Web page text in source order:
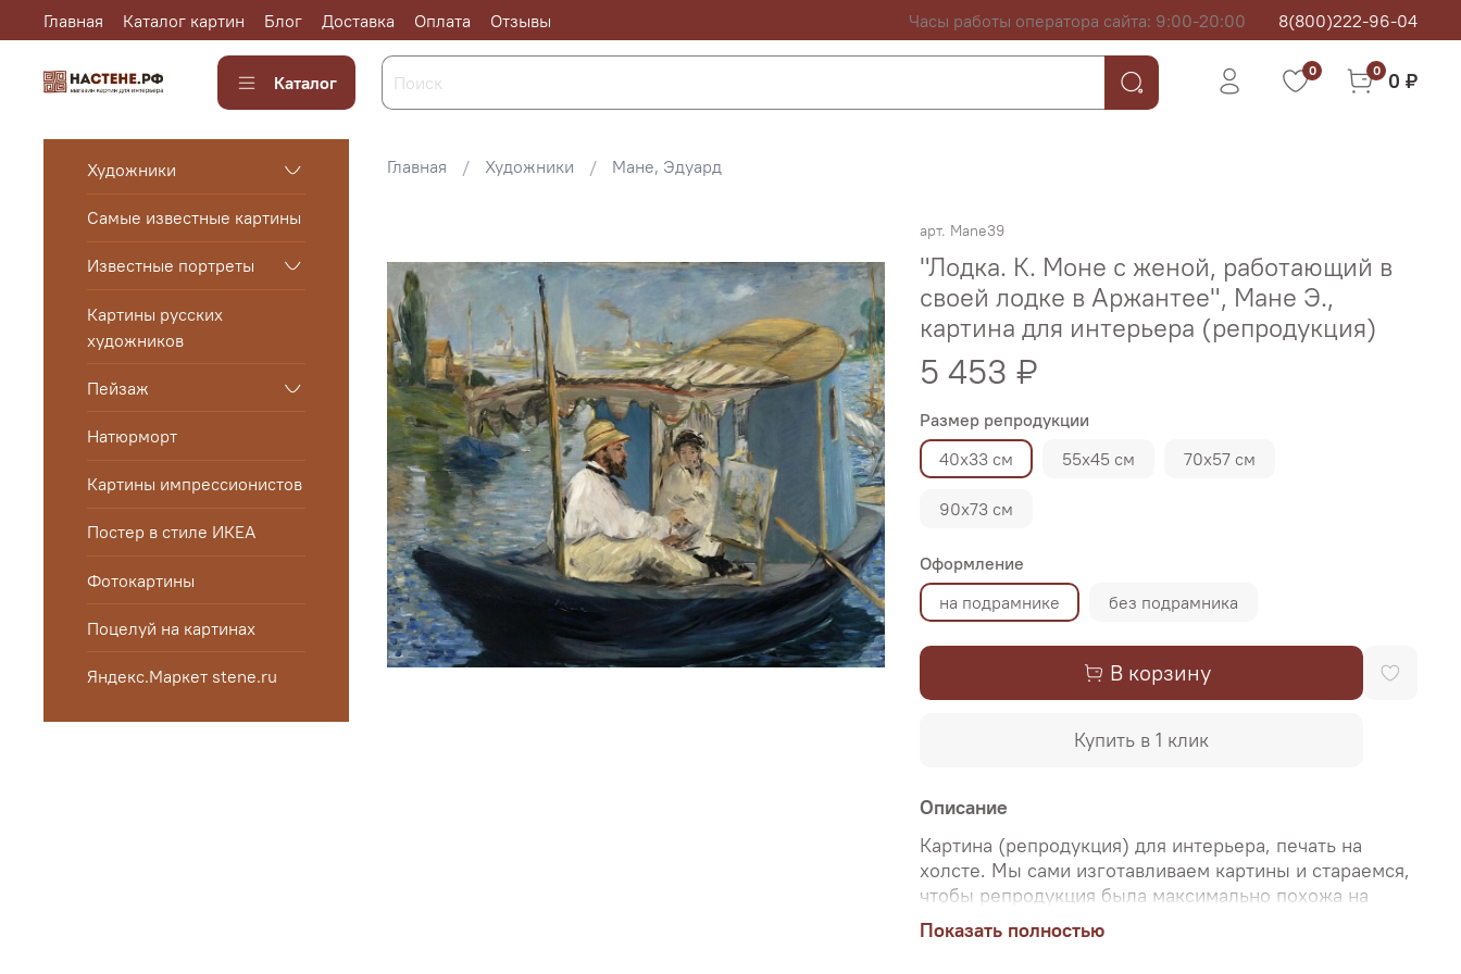
Главная Каталог картин Блог Доставка Оплата Отзывы Часы работы оператора сайта: 9:00-20:00 8(800)222-96-04
Каталог
0 0 0 ₽
Главная Художники Мане, Эдуард
арт. Mane39
"Лодка. К. Моне с женой, работающий в
своей лодке в Аржантее", Мане Э.,
картина для интерьера (репродукция)
5 453 ₽
Размер репродукции
40х33 см
55х45 см 70х57 см
90х73 см
Оформление
на подрамнике
без подрамника
В корзину
Купить в 1 клик
Описание
Картина (репродукция) для интерьера, печать на
холсте. Мы сами изготавливаем картины и стараемся,
чтобы репродукция была максимально похожа на
оригинальную картину, какой её создал художник.
Именно поэтому, мы уделяем особое внимание
Показать полностью
Художники
Самые известные картины
Известные портреты
Картины русских
художников
Пейзаж
Натюрморт
Картины импрессионистов
Постер в стиле ИКЕА
Фотокартины
Поцелуй на картинах
Яндекс.Маркет stene.ru